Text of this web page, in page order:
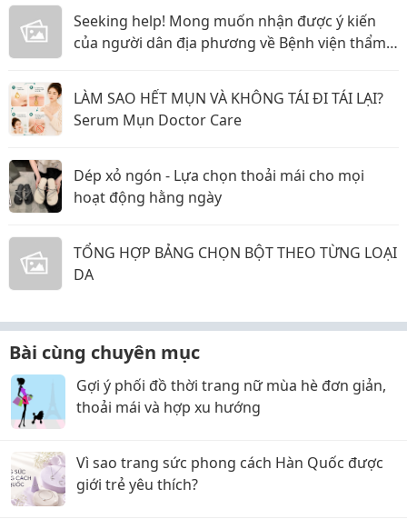
Seeking help! Mong muốn nhận được ý kiến
của người dân địa phương về Bệnh viện thẩm
LÀM SAO HẾT MỤN VÀ KHÔNG TÁI ĐI TÁI LẠI?
Serum Mụn Doctor Care
Dép xỏ ngón - Lựa chọn thoải mái cho mọi
hoạt động hằng ngày
TỔNG HỢP BẢNG CHỌN BỘT THEO TỪNG LOẠI
DA
Bài cùng chuyên mục
Gợi ý phối đồ thời trang nữ mùa hè đơn giản,
thoải mái và hợp xu hướng
Vì sao trang sức phong cách Hàn Quốc được
giới trẻ yêu thích?